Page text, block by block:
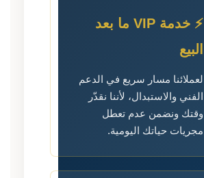
⚡ خدمة VIP ما بعد
البيع
لعملائنا مسار سريع في الدعم
الفني والاستبدال، لأننا نقدّر
وقتك ونضمن عدم تعطل
مجريات حياتك اليومية.